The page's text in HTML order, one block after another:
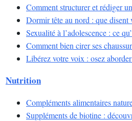
Comment structurer et rédiger
Dormir tête au nord : que disent
Sexualité à l’adolescence : ce
Comment bien cirer ses
Libérez votre voix : osez
Nutrition
Compléments alimentaires
Suppléments de biotine :